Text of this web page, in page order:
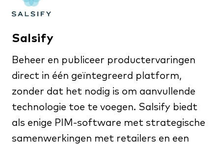
Salsify
Beheer en publiceer productervaringen
direct in één geïntegreerd platform,
zonder dat het nodig is om aanvullende
technologie toe te voegen. Salsify biedt
als enige PIM-software met strategische
samenwerkingen met retailers en een